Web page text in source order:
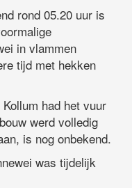
rond 05.20 uur is
in vlammen
tijd met hekken
had het vuur
werd volledig
is nog onbekend.
was tijdelijk